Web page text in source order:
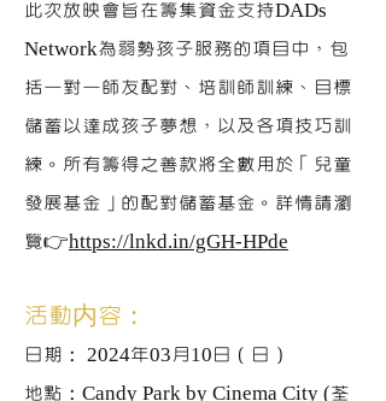
此次放映會旨在籌集資金支持DADs
Network為弱勢孩子服務的項目中，包
括一對一師友配對、培訓師訓練、目標
儲蓄以達成孩子夢想，以及各項技巧訓
練。所有籌得之善款將全數用於「兒童
發展基金」的配對儲蓄基金。詳情請瀏
覽👉 https://lnkd.in/gGH-HPde
活動内容：
日期： 2024年03月10日（日）
地點：Candy Park by Cinema City (荃